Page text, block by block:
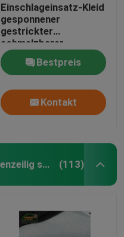
Einschlageinsatz-Kleid
gesponnener
gestrickter
schmelzbarer
zwischenzeilig
schreibender Kleber
Bestpreis
Kontakt
nicht gesponnenes Zwischenzeilig schreiben (113)